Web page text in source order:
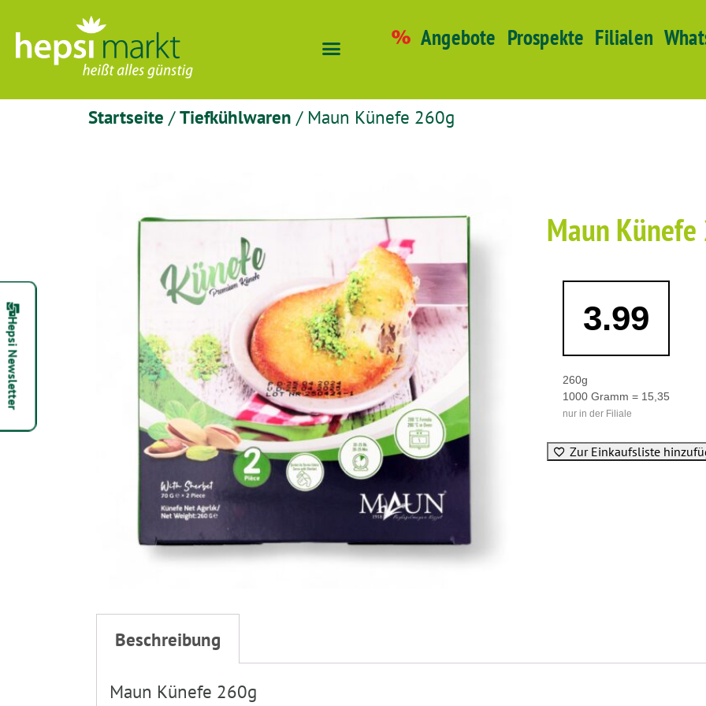
Hepsi Newsletter
Angebote Prospekte Filialen
Startseite /Tiefkühlwaren / Maun Künefe 260g
Maun
3.99
260g
1000 Gramm = 15,35
nur in der Filiale
Zur Einkaufsliste
Beschreibung
Maun Künefe 260g